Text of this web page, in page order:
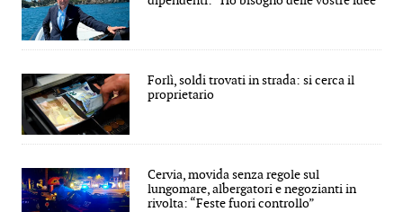
Forlì, soldi trovati in strada: si cerca il
proprietario
Cervia, movida senza regole sul
lungomare, albergatori e negozianti in
rivolta: “Feste fuori controllo”